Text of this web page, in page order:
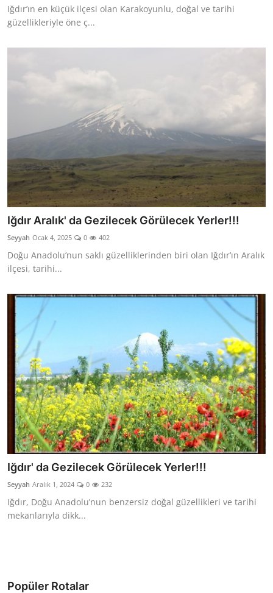
Iğdır’ın en küçük ilçesi olan Karakoyunlu, doğal ve tarihi
güzellikleriyle öne ç...
Iğdır Aralık' da Gezilecek Görülecek Yerler!!!
Seyyah Ocak 4, 2025 0 402
Doğu Anadolu’nun saklı güzelliklerinden biri olan Iğdır’ın Aralık
ilçesi, tarihi...
Iğdır' da Gezilecek Görülecek Yerler!!!
Seyyah Aralık 1, 2024 0 232
Iğdır, Doğu Anadolu’nun benzersiz doğal güzellikleri ve tarihi
mekanlarıyla dikk...
Popüler Rotalar